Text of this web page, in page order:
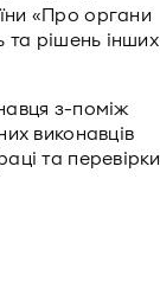
«Про органи
та рішень інших
з-поміж
виконавців
та перевірки